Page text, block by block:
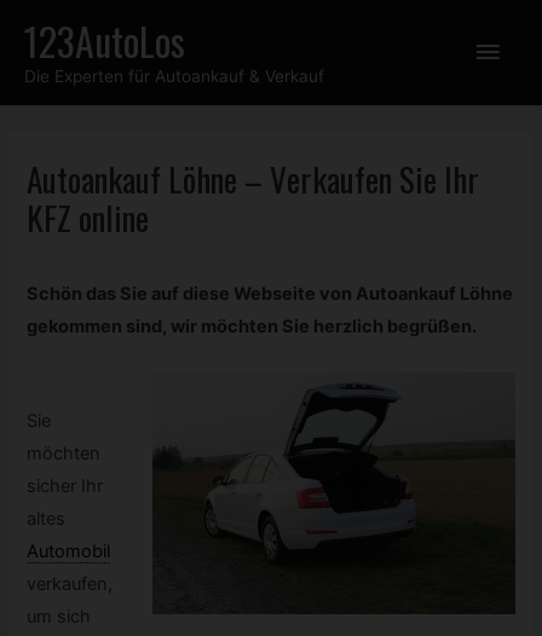
Inhalt
springen
123AutoLos
Die Experten für Autoankauf & Verkauf
Autoankauf Löhne – Verkaufen Sie Ihr
KFZonline
Schön das Sie auf diese Webseite von Autoankauf Löhne
gekommen sind, wir möchten Sie herzlich begrüßen.
Sie
möchten
sicher Ihr
altes
Automobil
verkaufen,
um sich